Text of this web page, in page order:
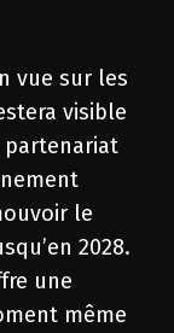
vue sur les
visible
partenariat
le
2028.
une
même